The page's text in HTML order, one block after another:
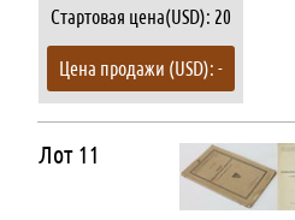
Стартовая цена(USD): 20
Цена продажи (USD): -
Лот 11